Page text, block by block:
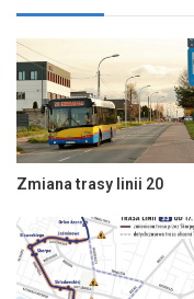
Zmiana trasy linii 20